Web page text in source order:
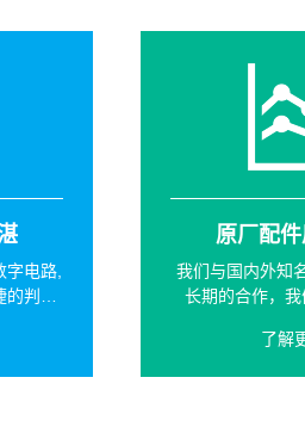
字电路,
判断,
原厂配
我们与国内外知
长期的合作，
了解